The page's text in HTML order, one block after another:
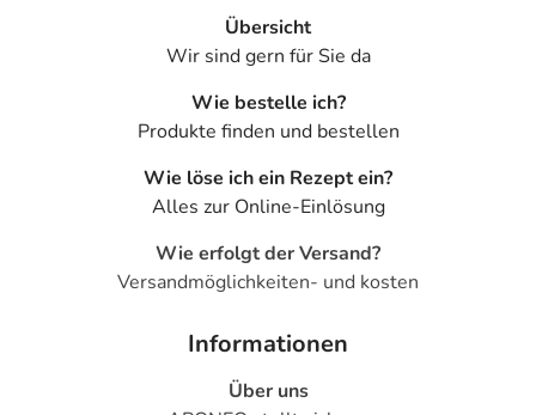
Adresse des Anbieters/Herstellers
Bayer Vital GmbH
Kaiser-Wilhelm Allee Gebäude K 56
51368 Leverkusen
Übersicht
Wir sind gern für Sie da
Wie bestelle ich?
Produkte finden und bestellen
Wie löse ich ein Rezept ein?
Alles zur Online-Einlösung
Wie erfolgt der Versand?
Versandmöglichkeiten- und kosten
Informationen
Über uns